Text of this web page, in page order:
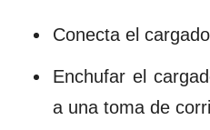
Conecta el
Enchufar el
a una toma de